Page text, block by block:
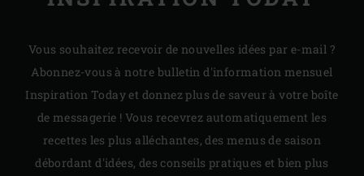
Vous souhaitez recevoir de nouvelles idées par e-mail ?
Abonnez-vous à notre bulletin d'information mensuel
Inspiration Today et donnez plus de saveur à votre boîte
de messagerie ! Vous recevrez automatiquement les
recettes les plus alléchantes, des menus de saison
débordant d'idées, des conseils pratiques et bien plus